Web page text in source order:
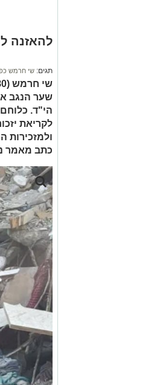
להאזנה
תגים: שי חרמש
הי"ד.
לקריאת
כתב מאמר